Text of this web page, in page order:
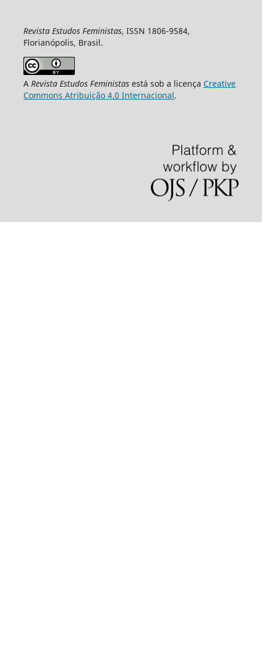
Revista Estudos Feministas, ISSN 1806-9584,
Florianópolis, Brasil.
A Revista Estudos Feministasestá sob a licença Creative
Commons Atribuição 4.0 Internacional.